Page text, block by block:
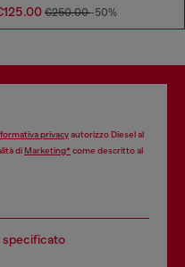
€250.00-50%
privacyautorizzo Diesel al
diMarketing*come descritto al
specificato